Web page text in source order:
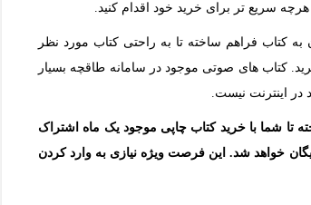
سریع تر برای خرید خود اقدام کنید.
به کتاب فراهم ساخته تا به راحتی کتاب مورد نظر
کتاب های صوتی موجود در سامانه طاقچه بسیار
در اینترنت نیست.
تا شما با خرید کتاب چاپی موجود یک ماه اشتراک
خواهد شد. این فرصت ویژه نیازی به وارد کردن